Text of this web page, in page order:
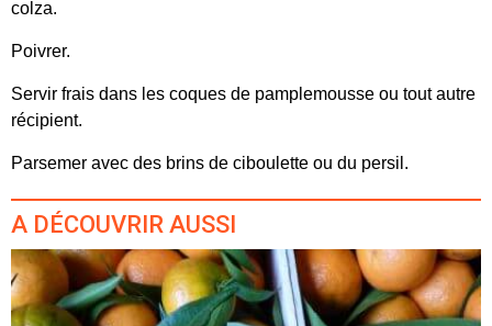
colza.
Poivrer.
Servir frais dans les coques de pamplemousse ou tout autre
récipient.
Parsemer avec des brins de ciboulette ou du persil.
A DÉCOUVRIR AUSSI